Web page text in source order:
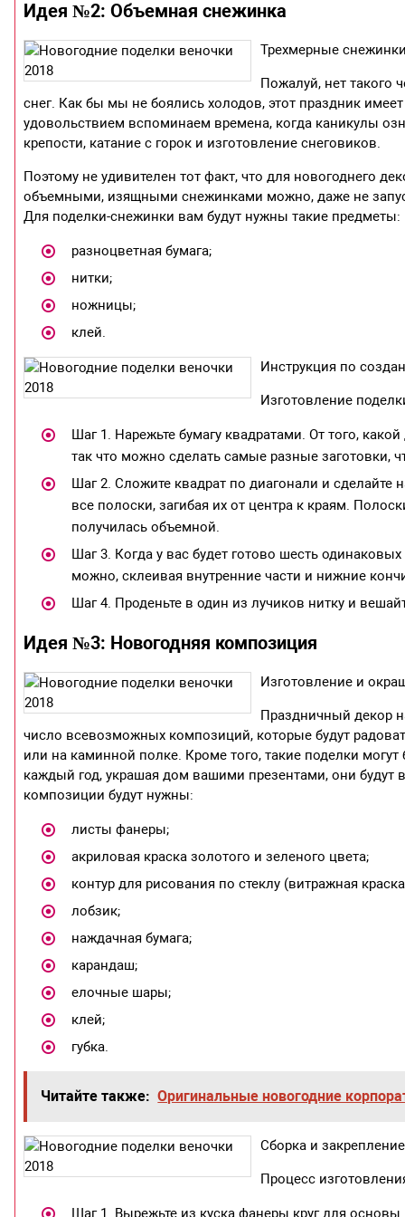
Идея №2: Объемная снежинка
Трехмерные
Пожалуй, нет такого
снег. Как бы мы не боялись холодов, этот праздник
удовольствием вспоминаем времена, когда каникулы
крепости, катание с горок и изготовление снеговиков.
Поэтому не удивителен тот факт, что для новогоднего
объемными, изящными снежинками можно, даже не
Для поделки-снежинки вам будут нужны такие предметы:
разноцветная бумага;
нитки;
ножницы;
клей.
Инструкция по
Изготовление
Шаг 1. Нарежьте бумагу квадратами. От того,
так что можно сделать самые разные заготовки,
Шаг 2. Сложите квадрат по диагонали и сделайте
все полоски, загибая их от центра к краям.
получилась объемной.
Шаг 3. Когда у вас будет готово шесть
можно, склеивая внутренние части и нижние
Шаг 4. Проденьте в один из лучиков нитку и
Идея №3: Новогодняя композиция
Изготовление и
Праздничный декор
число всевозможных композиций, которые будут
или на каминной полке. Кроме того, такие поделки
каждый год, украшая дом вашими презентами, они будут
композиции будут нужны:
листы фанеры;
акриловая краска золотого и зеленого цвета;
контур для рисования по стеклу (витражная
лобзик;
наждачная бумага;
карандаш;
елочные шары;
клей;
губка.
Читайте также: Оригинальные новогодние
Сборка и
Процесс
Шаг 1. Вырежьте из куска фанеры круг для